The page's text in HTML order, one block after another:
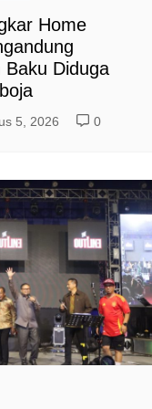
Home
Baku Diduga
5, 2026 0